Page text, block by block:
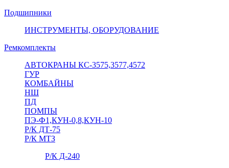
Подшипники
ИНСТРУМЕНТЫ, ОБОРУДОВАНИЕ
Ремкомплекты
АВТОКРАНЫ КС-3575,3577,4572
ГУР
КОМБАЙНЫ
НШ
ПД
ПОМПЫ
ПЭ-Ф1,КУН-0,8,КУН-10
Р/К ДТ-75
Р/К МТЗ
Р/К Д-240